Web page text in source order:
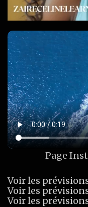
Page
Voir les
Voir les
Voir les